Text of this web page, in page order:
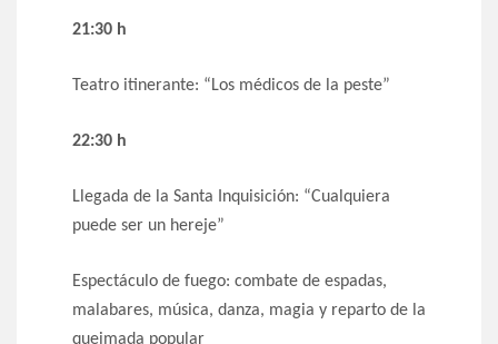
21:30 h
Teatro itinerante: “Los médicos de la peste”
22:30 h
Llegada de la Santa Inquisición: “Cualquiera
puede ser un hereje”
Espectáculo de fuego: combate de espadas,
malabares, música, danza, magia y reparto de la
queimada popular